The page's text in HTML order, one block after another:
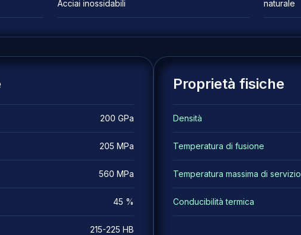
Acciai inossidabili naturale
200 GPa
205 MPa
560 MPa
45 %
215-225 HB
Proprietà fisiche
Densità
Temperatura di fusione
Temperatura massima di servizio
Conducibilità termica